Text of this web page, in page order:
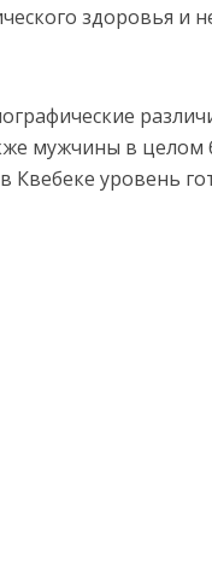
здоровья и
мужчины в целом
уровень